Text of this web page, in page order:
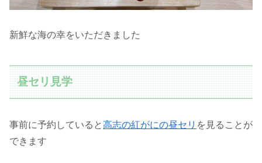
新鮮な海の幸をいただきました
昼セリ見学
事前に予約していると高志の紅がにの昼セリ を見ることが
できます